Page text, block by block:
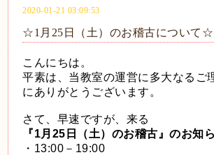
2020-01-21 03:09:53
☆1月25日（土）のお稽古について
こんにちは。
平素は、当教室の運営に多大なるご
にありがとうございます。
さて、早速ですが、来る
『1月25日（土）のお稽古』のお知
・13:00－19:00